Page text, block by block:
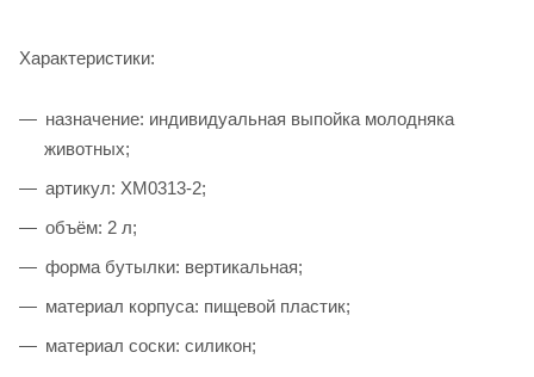
Характеристики:
назначение: индивидуальная выпойка молодняка
животных;
артикул: XM0313-2;
объём: 2 л;
форма бутылки: вертикальная;
материал корпуса: пищевой пластик;
материал соски: силикон;